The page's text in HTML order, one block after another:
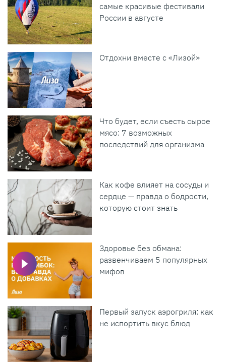
самые красивые фестивали
России в августе
Отдохни вместе с «Лизой»
Что будет, если съесть сырое
мясо: 7 возможных
последствий для организма
Как кофе влияет на сосуды и
сердце — правда о бодрости,
которую стоит знать
Здоровье без обмана:
развенчиваем 5 популярных
мифов
Первый запуск аэрогриля: как
не испортить вкус блюд